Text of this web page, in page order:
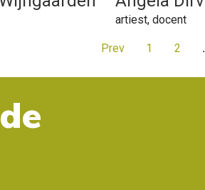
artiest, docent
Prev 1 2